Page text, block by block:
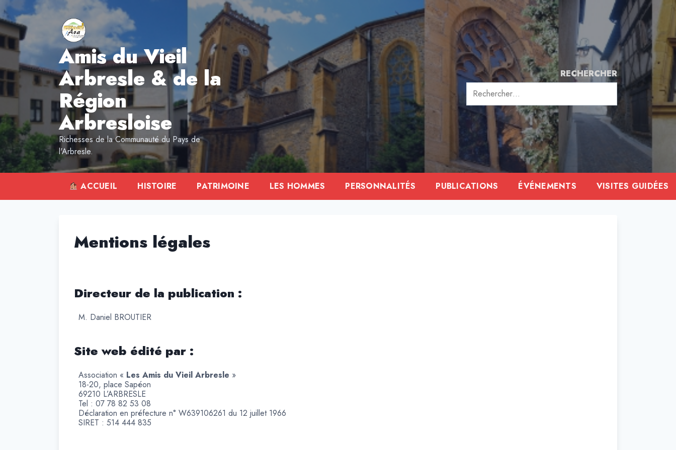
Aller
au
contenu
Amis du Vieil
Arbresle & de la
Région
Arbresloise
Richesses de la Communauté du Pays de
l'Arbresle.
RECHERCHER
Rechercher :
ACCUEIL HISTOIRE PATRIMOINE LES HOMMES PERSONNALITÉS PUBLICATIONS ÉVÉNEMENTS VISITES GUIDÉES
Mentions légales
Directeur de la publication :
M. Daniel BROUTIER
Site web édité par :
Association « Les Amis du Vieil Arbresle »
18-20, place Sapéon
69210 L’ARBRESLE
Tel : 07 78 82 53 08
Déclaration en préfecture n° W639106261 du 12 juillet 1966
SIRET : 514 444 835